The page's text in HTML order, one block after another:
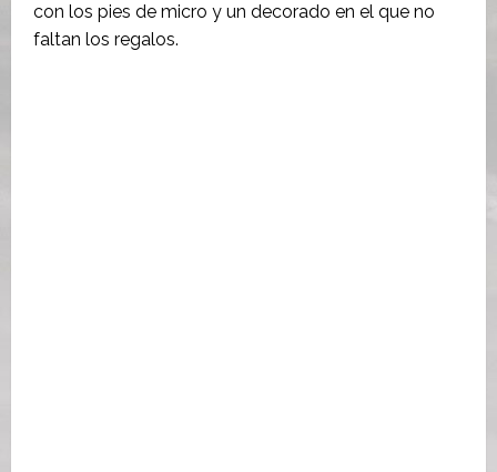
con los pies de micro y un decorado en el que no
faltan los regalos.